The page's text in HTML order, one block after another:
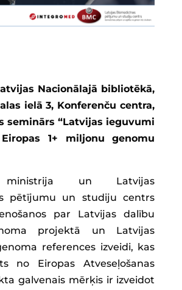
Nacionālajā bibliotēkā,
ielā 3, Konferenču centra,
seminārs “Latvijas ieguvumi
1+ miljonu genomu
ministrija un Latvijas
pētījumu un studiju centrs
par Latvijas dalību
projektā un Latvijas
references izveidi, kas
no Eiropas Atveseļošanas
galvenais mērķis ir izveidot